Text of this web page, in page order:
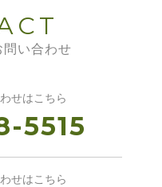
い合わせ
せはこちら
5515
せはこちら